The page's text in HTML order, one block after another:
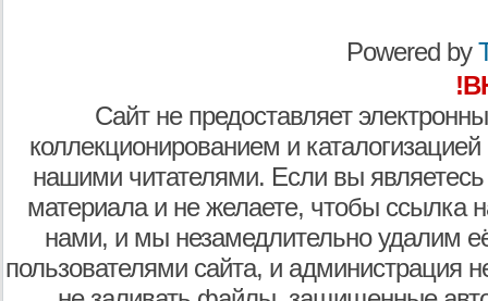
Powered by
Сайт не предоставляет
коллекционированием и
нашими читателями. Если вы являетесь
материала и не желаете, чтобы ссылка
нами, и мы незамедлительно удалим
пользователями сайта, и администрация